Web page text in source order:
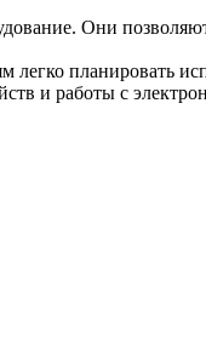
Они
легко планировать
и работы с